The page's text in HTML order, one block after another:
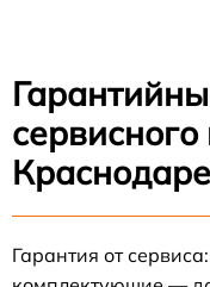
Краснодаре
Гарантия от